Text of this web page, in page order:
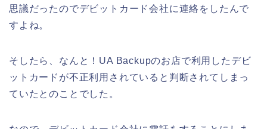
思議だったのでデビットカード会社に連絡をしたんで
すよね。
そしたら、なんと！UA Backupのお店で利用したデビ
ットカードが不正利用されていると判断されてしまっ
ていたとのことでした。